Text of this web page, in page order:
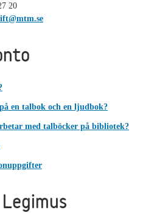
20
en talbok och en ljudbok?
med talböcker på bibliotek?